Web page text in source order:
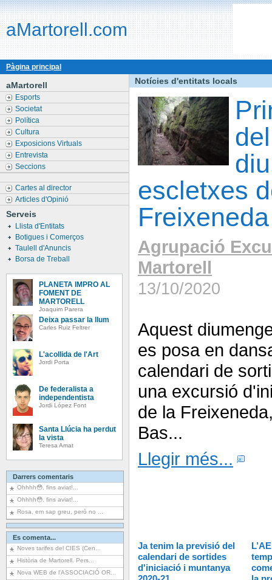
aMartorell.com
Pàgina principal
aMartorell
Esports
Societat
Política
Cultura
Exposicions Virtuals
Entrevista
Seccions
Cartes al director
Articles d'Opinió
Serveis
Llista d'Entitats
Botigues i Comerços
Taulell d'Anuncis
Borsa de Treball
PLANETA IMPRO AL
FOMENT DE
MARTORELL
Joaquim Parera
Deixa passar la llum
Carles Ruiz Feltrer
L'acollida de l'Art
Jordi Porta
De federalista a
independentista
Jordi López Font
Santa Llúcia ha perdut
la vista
Teresa Amat
Darrers comentaris
Ohhhh😳, fins aviat!...
Ohhhh😳, fins aviat!...
Rosa, em sap greu, però no ...
Es comenta...
Noves tarifes del CIES (Cen...
Història de Martorell. Pers...
Nova WEB de l'ASSOCIACIÓ OR...
Notícies d'entitats locals
escletxes
Freixeneda
Agrupació
Martorell
13/10/2020
Aquest
es posa en
calendari de
una excursió
de la
Bas...
Llegir més...
Ja tenim la previsió del
calendari de sortides
d'iniciació i muntanya